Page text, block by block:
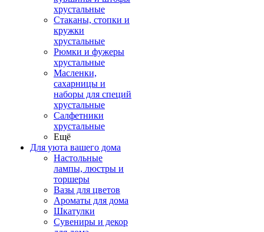
хрустальные
Стаканы, стопки и
кружки
хрустальные
Рюмки и фужеры
хрустальные
Масленки,
сахарницы и
наборы для специй
хрустальные
Салфетники
хрустальные
Ещё
Для уюта вашего дома
Настольные
лампы, люстры и
торшеры
Вазы для цветов
Ароматы для дома
Шкатулки
Сувениры и декор